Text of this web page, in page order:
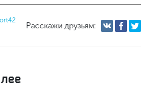
Расскажи друзьям: